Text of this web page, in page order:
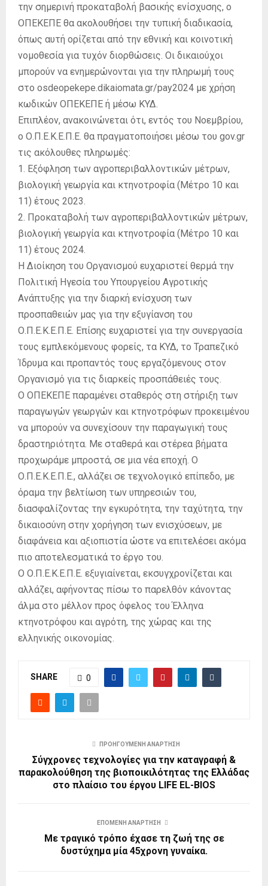
την σημερινή προκαταβολή βασικής ενίσχυσης, ο
ΟΠΕΚΕΠΕ θα ακολουθήσει την τυπική διαδικασία,
όπως αυτή ορίζεται από την εθνική και κοινοτική
νομοθεσία για τυχόν διορθώσεις. Οι δικαιούχοι
μπορούν να ενημερώνονται για την πληρωμή τους
στο osdeopekepe.dikaiomata.gr/pay2024 με χρήση
κωδικών ΟΠΕΚΕΠΕ ή μέσω ΚΥΔ.
Επιπλέον, ανακοινώνεται ότι, εντός του Νοεμβρίου,
ο Ο.Π.Ε.Κ.Ε.Π.Ε. θα πραγματοποιήσει μέσω του gov.gr
τις ακόλουθες πληρωμές:
1. Εξόφληση των αγροπεριβαλλοντικών μέτρων,
βιολογική γεωργία και κτηνοτροφία (Μέτρο 10 και
11) έτους 2023.
2. Προκαταβολή των αγροπεριβαλλοντικών μέτρων,
βιολογική γεωργία και κτηνοτροφία (Μέτρο 10 και
11) έτους 2024.
Η Διοίκηση του Οργανισμού ευχαριστεί θερμά την
Πολιτική Ηγεσία του Υπουργείου Αγροτικής
Ανάπτυξης για την διαρκή ενίσχυση των
προσπαθειών μας για την εξυγίανση του
Ο.Π.Ε.Κ.Ε.Π.Ε. Επίσης ευχαριστεί για την συνεργασία
τους εμπλεκόμενους φορείς, τα ΚΥΔ, το Τραπεζικό
Ίδρυμα και προπαντός τους εργαζόμενους στον
Οργανισμό για τις διαρκείς προσπάθειές τους.
Ο ΟΠΕΚΕΠΕ παραμένει σταθερός στη στήριξη των
παραγωγών γεωργών και κτηνοτρόφων προκειμένου
να μπορούν να συνεχίσουν την παραγωγική τους
δραστηριότητα. Με σταθερά και στέρεα βήματα
προχωράμε μπροστά, σε μια νέα εποχή. Ο
Ο.Π.Ε.Κ.Ε.Π.Ε., αλλάζει σε τεχνολογικό επίπεδο, με
όραμα την βελτίωση των υπηρεσιών του,
διασφαλίζοντας την εγκυρότητα, την ταχύτητα, την
δικαιοσύνη στην χορήγηση των ενισχύσεων, με
διαφάνεια και αξιοπιστία ώστε να επιτελέσει ακόμα
πιο αποτελεσματικά το έργο του.
Ο Ο.Π.Ε.Κ.Ε.Π.Ε. εξυγιαίνεται, εκσυγχρονίζεται και
αλλάζει, αφήνοντας πίσω το παρελθόν κάνοντας
άλμα στο μέλλον προς όφελος του Έλληνα
κτηνοτρόφου και αγρότη, της χώρας και της
ελληνικής οικονομίας.
SHARE 0
ΠΡΟΗΓΟΎΜΕΝΗ ΑΝΆΡΤΗΣΗ
Σύγχρονες τεχνολογίες για την καταγραφή &
παρακολούθηση της βιοποικιλότητας της Ελλάδας
στο πλαίσιο του έργου LIFE EL-BIOS
ΕΠΌΜΕΝΗ ΑΝΆΡΤΗΣΗ
Με τραγικό τρόπο έχασε τη ζωή της σε
δυστύχημα μία 45χρονη γυναίκα.